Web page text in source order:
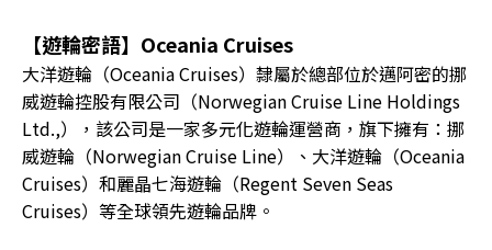
【遊輪密語】Oceania Cruises
大洋遊輪（Oceania Cruises）隸屬於總部位於邁阿密的挪
威遊輪控股有限公司（Norwegian Cruise Line Holdings
Ltd.,），該公司是一家多元化遊輪運營商，旗下擁有：挪
威遊輪（Norwegian Cruise Line）、大洋遊輪（Oceania
Cruises）和麗晶七海遊輪（Regent Seven Seas
Cruises）等全球領先遊輪品牌。